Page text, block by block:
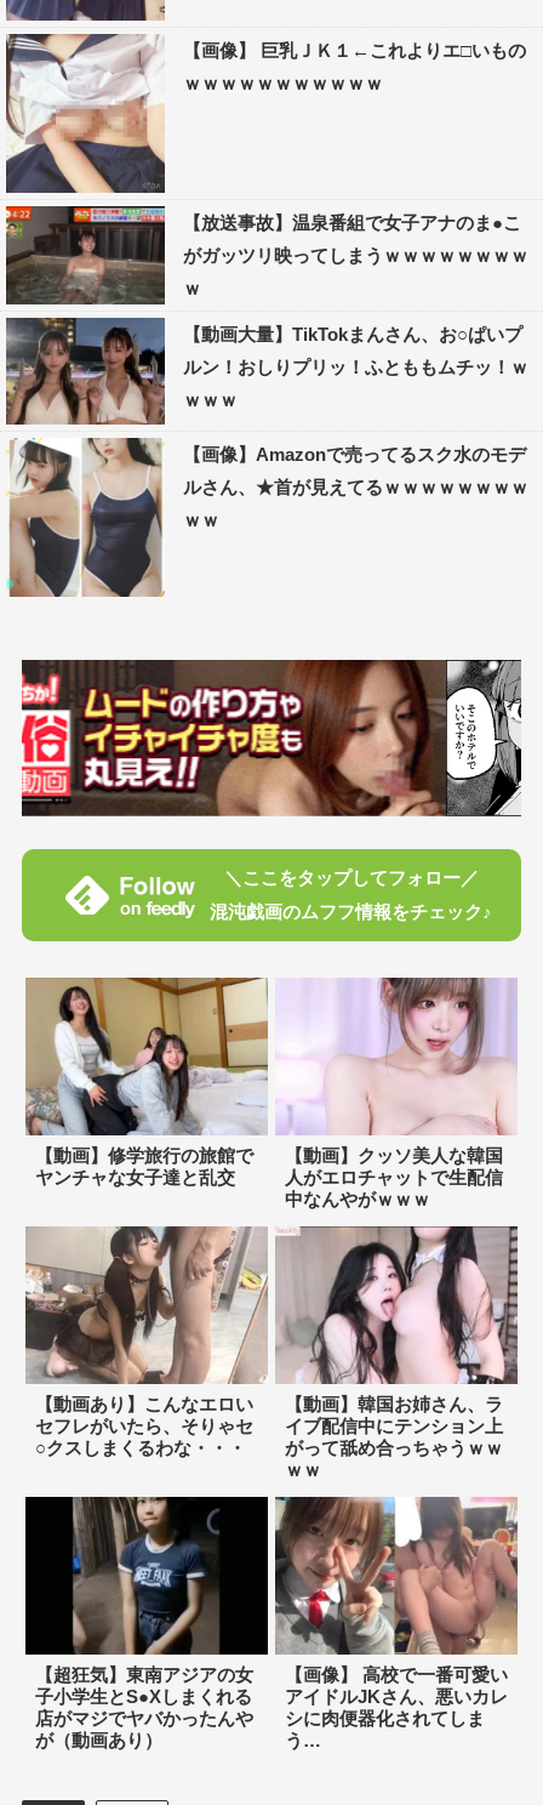
【画像】 巨乳ＪＫ１←これよりエ□いもの
ｗｗｗｗｗｗｗｗｗｗｗ
【放送事故】温泉番組で女子アナのま●こ
がガッツリ映ってしまうｗｗｗｗｗｗｗｗ
ｗ
【動画大量】TikTokまんさん、お○ぱいプ
ルン！おしりプリッ！ふとももムチッ！ｗ
ｗｗｗ
【画像】Amazonで売ってるスク水のモデ
ルさん、★首が見えてるｗｗｗｗｗｗｗｗ
ｗｗ
＼ここをタップしてフォロー／
混沌戯画のムフフ情報をチェック♪
【動画】修学旅行の旅館で
ヤンチャな女子達と乱交
【動画】クッソ美人な韓国
人がエロチャットで生配信
中なんやがｗｗｗ
【動画あり】こんなエロい
セフレがいたら、そりゃセ
○クスしまくるわな・・・
【動画】韓国お姉さん、ラ
イブ配信中にテンション上
がって舐め合っちゃうｗｗ
ｗｗ
【超狂気】東南アジアの女
子小学生とS●Xしまくれる
店がマジでヤバかったんや
が（動画あり）
【画像】 高校で一番可愛い
アイドルJKさん、悪いカレ
シに肉便器化されてしま
う…